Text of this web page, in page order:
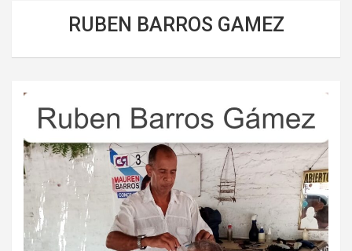
RUBEN BARROS GAMEZ